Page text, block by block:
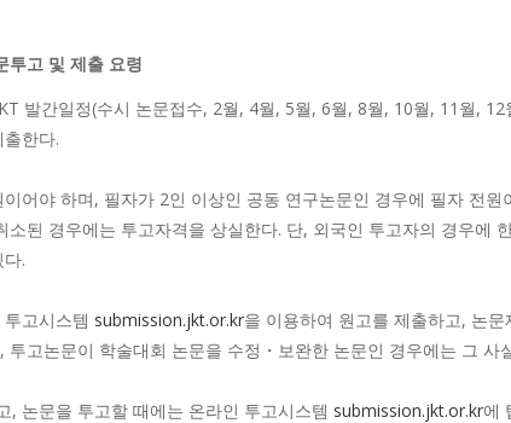
고 및 제출 요령
발간일정(수시 논문접수, 2월, 4월, 5월, 6월, 8월, 10월, 11월,
한다.
어야 하며, 필자가 2인 이상인 공동 연구논문인 경우에 필자 전원
소된 경우에는 투고자격을 상실한다. 단, 외국인 투고자의 경우에
.
고시스템 submission.jkt.or.kr을 이용하여 원고를 제출하고, 논
투고논문이 학술대회 논문을 수정・보완한 논문인 경우에는 그 사
, 논문을 투고할 때에는 온라인 투고시스템 submission.jkt.or.kr에